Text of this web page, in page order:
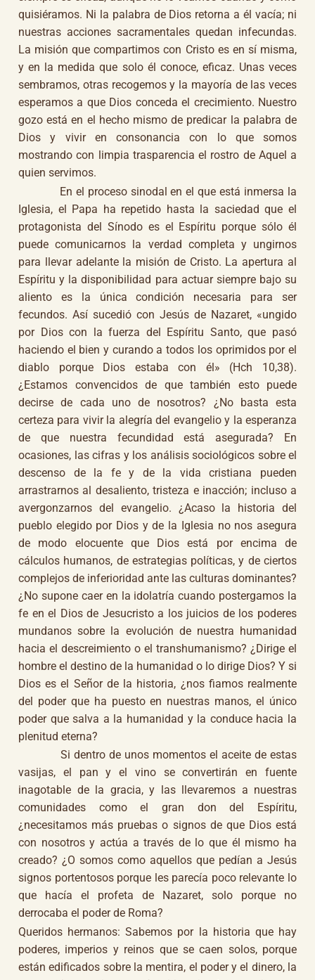
quisiéramos. Ni la palabra de Dios retorna a él vacía; ni
nuestras acciones sacramentales quedan infecundas.
La misión que compartimos con Cristo es en sí misma,
y en la medida que solo él conoce, eficaz. Unas veces
sembramos, otras recogemos y la mayoría de las veces
esperamos a que Dios conceda el crecimiento. Nuestro
gozo está en el hecho mismo de predicar la palabra de
Dios y vivir en consonancia con lo que somos
mostrando con limpia trasparencia el rostro de Aquel a
quien servimos.
En el proceso sinodal en el que está inmersa la
Iglesia, el Papa ha repetido hasta la saciedad que el
protagonista del Sínodo es el Espíritu porque sólo él
puede comunicarnos la verdad completa y ungirnos
para llevar adelante la misión de Cristo. La apertura al
Espíritu y la disponibilidad para actuar siempre bajo su
aliento es la única condición necesaria para ser
fecundos. Así sucedió con Jesús de Nazaret, «ungido
por Dios con la fuerza del Espíritu Santo, que pasó
haciendo el bien y curando a todos los oprimidos por el
diablo porque Dios estaba con él» (Hch 10,38).
¿Estamos convencidos de que también esto puede
decirse de cada uno de nosotros? ¿No basta esta
certeza para vivir la alegría del evangelio y la esperanza
de que nuestra fecundidad está asegurada? En
ocasiones, las cifras y los análisis sociológicos sobre el
descenso de la fe y de la vida cristiana pueden
arrastrarnos al desaliento, tristeza e inacción; incluso a
avergonzarnos del evangelio. ¿Acaso la historia del
pueblo elegido por Dios y de la Iglesia no nos asegura
de modo elocuente que Dios está por encima de
cálculos humanos, de estrategias políticas, y de ciertos
complejos de inferioridad ante las culturas dominantes?
¿No supone caer en la idolatría cuando postergamos la
fe en el Dios de Jesucristo a los juicios de los poderes
mundanos sobre la evolución de nuestra humanidad
hacia el descreimiento o el transhumanismo? ¿Dirige el
hombre el destino de la humanidad o lo dirige Dios? Y si
Dios es el Señor de la historia, ¿nos fiamos realmente
del poder que ha puesto en nuestras manos, el único
poder que salva a la humanidad y la conduce hacia la
plenitud eterna?
Si dentro de unos momentos el aceite de estas
vasijas, el pan y el vino se convertirán en fuente
inagotable de la gracia, y las llevaremos a nuestras
comunidades como el gran don del Espíritu,
¿necesitamos más pruebas o signos de que Dios está
con nosotros y actúa a través de lo que él mismo ha
creado? ¿O somos como aquellos que pedían a Jesús
signos portentosos porque les parecía poco relevante lo
que hacía el profeta de Nazaret, solo porque no
derrocaba el poder de Roma?
Queridos hermanos: Sabemos por la historia que hay
poderes, imperios y reinos que se caen solos, porque
están edificados sobre la mentira, el poder y el dinero, la